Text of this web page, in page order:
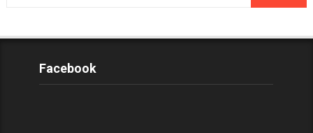
Facebook